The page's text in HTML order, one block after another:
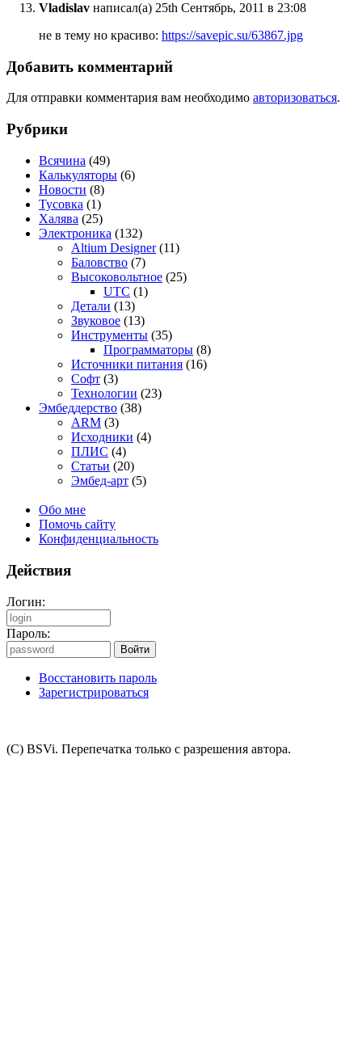
Vladislav написал(а) 25th Сентябрь, 2011 в 23:08
не в тему но красиво: https://savepic.su/63867.jpg
Добавить комментарий
Для отправки комментария вам необходимо авторизоваться.
Рубрики
Всячина (49)
Калькуляторы (6)
Новости (8)
Тусовка (1)
Халява (25)
Электроника (132)
Altium Designer(11)
Баловство (7)
Высоковольтное (25)
UTC (1)
Детали (13)
Звуковое (13)
Инструменты (35)
Программаторы (8)
Источники питания (16)
Софт (3)
Технологии (23)
Эмбеддерство (38)
ARM (3)
Исходники (4)
ПЛИС (4)
Статьи (20)
Эмбед-арт (5)
Обо мне
Помочь сайту
Конфиденциальность
Действия
Логин:
Пароль:
Восстановить пароль
Зарегистрироваться
(C) BSVi. Перепечатка только с разрешения автора.